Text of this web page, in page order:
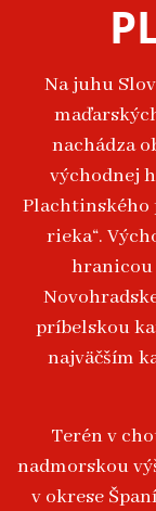
Na juhu
nachádza
východnej
Plachtinského
rieka“.
hranicou
príbelskou
najväčším
Terén v
nadmorskou
v okrese